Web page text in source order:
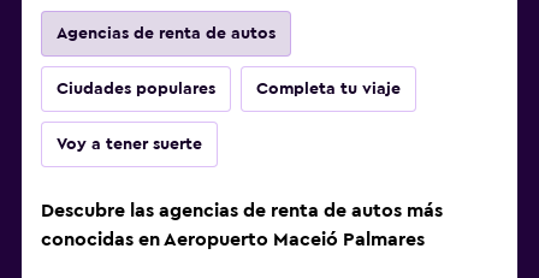
Agencias de renta de autos
Ciudades populares Completa tu viaje
Voy a tener suerte
Descubre las agencias de renta de autos más
conocidas en Aeropuerto Maceió Palmares